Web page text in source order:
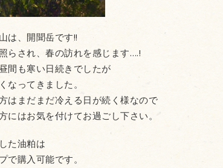
は、開聞岳です!!
らされ、春の訪れを感じます….!
間も寒い日続きでしたが
なってきました。
はまだまだ冷える日が続く様なので
にはお気を付けてお過ごし下さい。
た油粕は
で購入可能です。